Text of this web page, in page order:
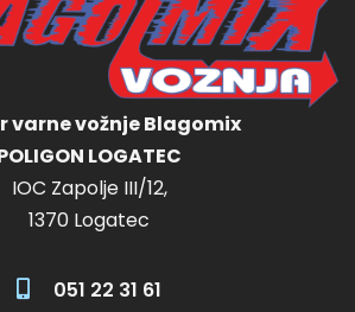
varne vožnje Blagomix
LOGATEC
IOC Zapolje III/12,
1370 Logatec
051 22 31 61